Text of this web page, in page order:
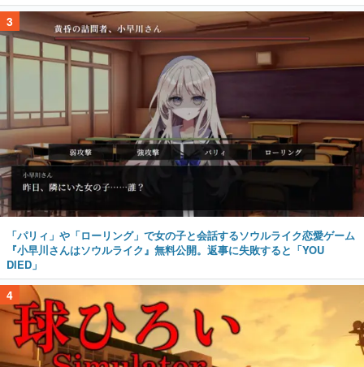
3
「パリィ」や「ローリング」で女の子と会話するソウルライク恋愛ゲーム
『小早川さんはソウルライク』無料公開。返事に失敗すると「YOU
DIED」
4